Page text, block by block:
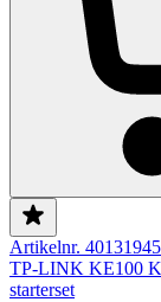
Artikelnr.
TP-LINK KE100
starterset